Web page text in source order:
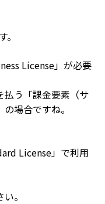
License」が必要
払う「課金要素（サ
場合ですね。
License」で利用
。